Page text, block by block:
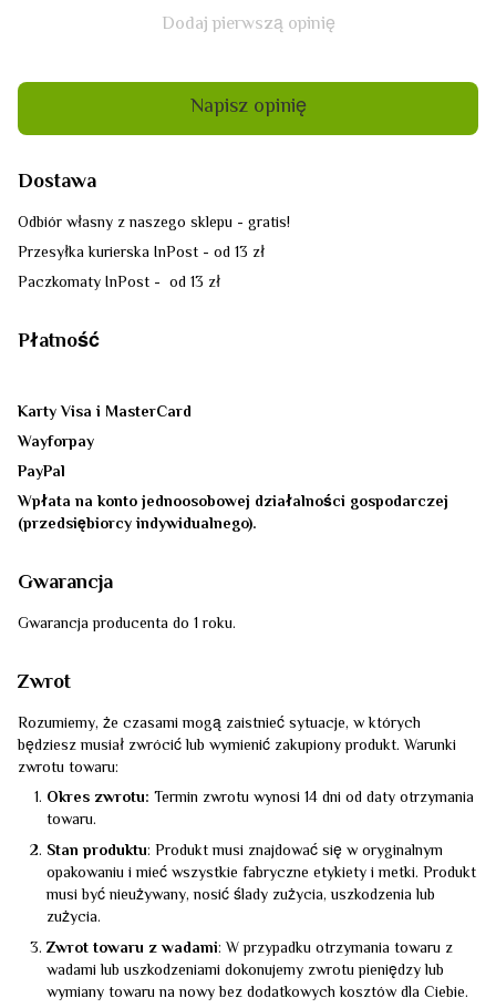
Dodaj pierwszą opinię
Napisz opinię
Dostawa
Odbiór własny z naszego sklepu - gratis!
Przesyłka kurierska InPost - od 13 zł
Paczkomaty InPost - od 13 zł
Płatność
Karty Visa i MasterCard
Wayforpay
PayPal
Wpłata na konto jednoosobowej działalności gospodarczej
(przedsiębiorcy indywidualnego).
Gwarancja
Gwarancja producenta do 1 roku.
Zwrot
Rozumiemy, że czasami mogą zaistnieć sytuacje, w których
będziesz musiał zwrócić lub wymienić zakupiony produkt. Warunki
zwrotu towaru:
Okres zwrotu: Termin zwrotu wynosi 14 dni od daty otrzymania
towaru.
Stan produktu: Produkt musi znajdować się w oryginalnym
opakowaniu i mieć wszystkie fabryczne etykiety i metki. Produkt
musi być nieużywany, nosić ślady zużycia, uszkodzenia lub
zużycia.
Zwrot towaru z wadami: W przypadku otrzymania towaru z
wadami lub uszkodzeniami dokonujemy zwrotu pieniędzy lub
wymiany towaru na nowy bez dodatkowych kosztów dla Ciebie.